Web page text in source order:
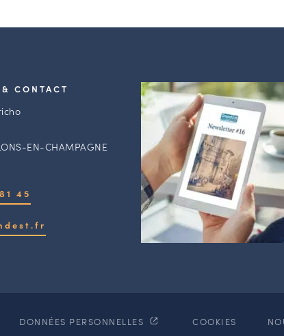
CONTACT
EN-CHAMPAGNE
45
DONNÉES PERSONNELLES COOKIES